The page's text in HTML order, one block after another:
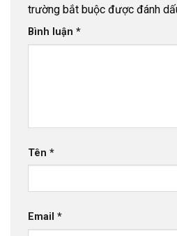
trường bắt buộc được đánh
Bình luận *
Tên *
Email *